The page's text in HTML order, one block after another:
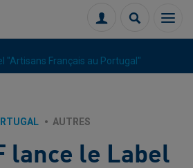
Menu
Connexion
"Artisans Français au Portugal"
AUTRES
lance le Label